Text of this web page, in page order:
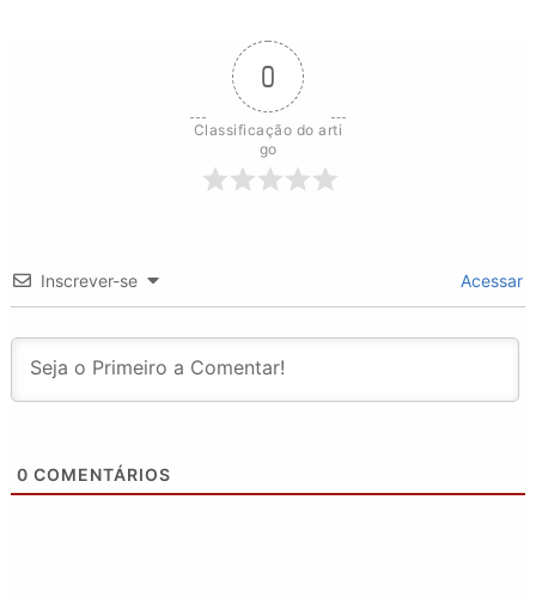
0
Classificação do arti
go
Inscrever-se Acessar
0 COMENTÁRIOS